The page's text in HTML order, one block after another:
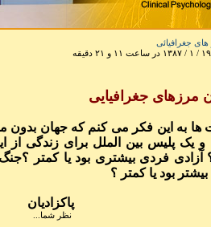
جغرافیائی
مرزهای جغرافیایی
به این فکر می کنم که جهان بدون
و یک پلیس بین الملل برای زندگی از
فردی بیشتری بود یا کمتر
بود یا کمتر ؟
پاکزادیان
نظر شما...